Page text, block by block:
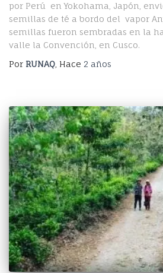
por Perú en Yokohama, Japón,
semillas de té a bordo del vapor
semillas fueron sembradas en la
valle la Convención, en Cusco.
Por RUNAQ , Hace 2 años